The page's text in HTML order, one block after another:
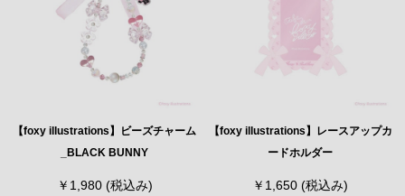
【foxy illustrations】ビーズチャーム
_BLACK BUNNY
￥1,980 (税込み)
【foxy illustrations】レースアップカ
ードホルダー
￥1,650(税込み)